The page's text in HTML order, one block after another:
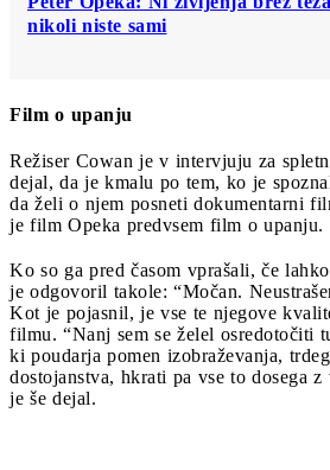
nikoli niste sami
Film o upanju
Režiser Cowan je v intervjuju za
dejal, da je kmalu po tem, ko je
da želi o njem posneti dokumentarni
je film Opeka predvsem film o upanju.
Ko so ga pred časom vprašali, če
je odgovoril takole: “Močan.
Kot je pojasnil, je vse te njegove
filmu. “Nanj sem se želel osredotočiti
ki poudarja pomen izobraževanja,
dostojanstva, hkrati pa vse to dosega
je še dejal.